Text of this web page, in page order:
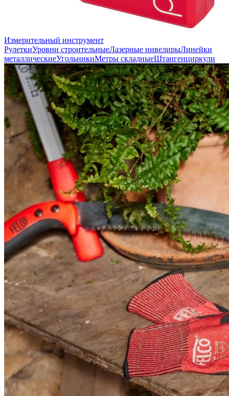
Измерительный инструмент
РулеткиУровни строительныеЛазерные нивелирыЛинейки
металлическиеУгольникиМетры складныеШтангенциркули